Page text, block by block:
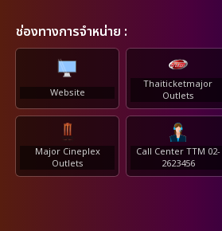
ช่องทางการจำหน่าย :
Website
Thaiticketmajor
Outlets
Major Cineplex
Outlets
Call Center TTM 02-
2623456